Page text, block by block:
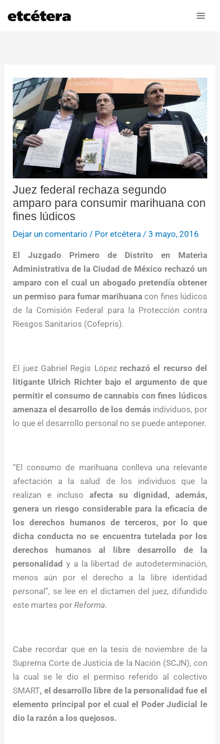
Juez federal rechaza segundo
amparo para consumir marihuana con
fines lúdicos
Dejar un comentario / Poretcétera /3 mayo, 2016
El Juzgado Primero de Distrito en Materia
Administrativa de la Ciudad de México rechazó un
amparo con el cual un abogado pretendía obtener
un permiso para fumar marihuana con fines lúdicos
de la Comisión Federal para la Protección contra
Riesgos Sanitarios (Cofepris).
El juez Gabriel Regis López rechazó el recurso del
litigante Ulrich Richter bajo el argumento de que
permitir el consumo de cannabis con fines lúdicos
amenaza el desarrollo de los demás individuos, por
lo que el desarrollo personal no se puede anteponer.
“El consumo de marihuana conlleva una relevante
afectación a la salud de los individuos que la
realizan e incluso afecta su dignidad, además,
genera un riesgo considerable para la eficacia de
los derechos humanos de terceros, por lo que
dicha conducta no se encuentra tutelada por los
derechos humanos al libre desarrollo de la
personalidad y a la libertad de autodeterminación,
menos aún por el derecho a la libre identidad
personal”, se lee en el dictamen del juez, difundido
este martes porReforma.
Cabe recordar que en la tesis de noviembre de la
Suprema Corte de Justicia de la Nación (SCJN), con
la cual se le dio el permiso referido al colectivo
SMART, el desarrollo libre de la personalidad fue el
elemento principal por el cual el Poder Judicial le
dio la razón a los quejosos.